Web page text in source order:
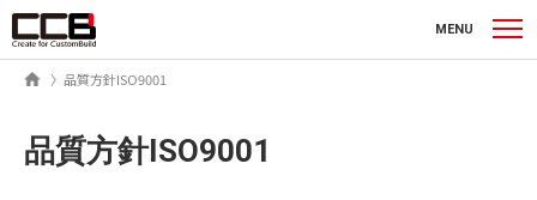
MENU
ホーム品質方針ISO9001
品質方針ISO9001